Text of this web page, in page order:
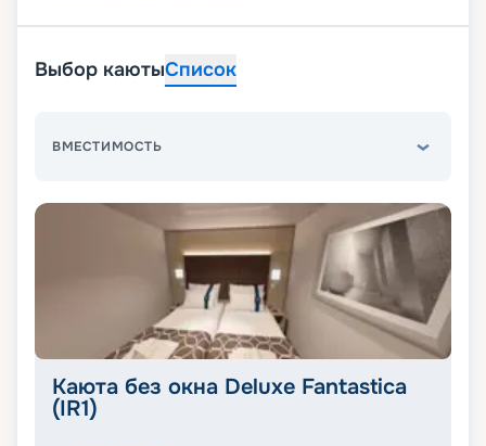
Выбор каютыСписок
ВМЕСТИМОСТЬ
Каюта без окна Deluxe Fantastica
(IR1)